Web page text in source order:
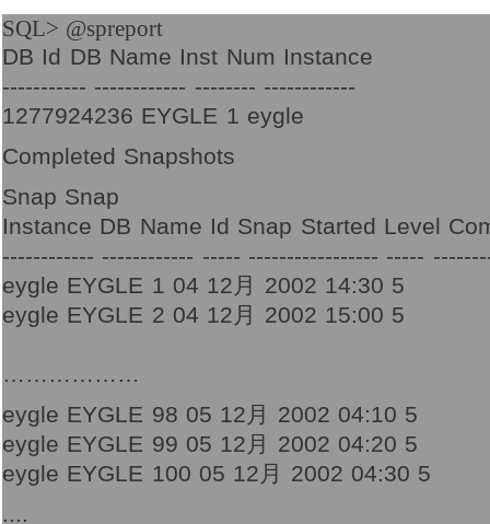
SQL> @spreport
DB Id DB Name Inst Num Instance
----------- ------------ -------- ------------
1277924236 EYGLE 1 eygle
Completed Snapshots
Snap Snap
Instance DB Name Id Snap Started Level
------------ ------------ ----- ----------------- -----
eygle EYGLE 1 04 12月 2002 14:30 5
eygle EYGLE 2 04 12月 2002 15:00 5
eygle EYGLE 98 05 12月 2002 04:10 5
eygle EYGLE 99 05 12月 2002 04:20 5
eygle EYGLE 100 05 12月 2002 04:30 5